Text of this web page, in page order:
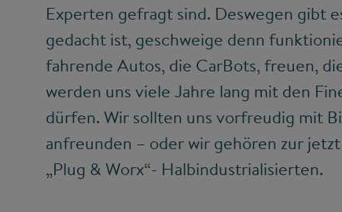
Experten gefragt sind. Deswegen gibt
gedacht ist, geschweige denn
fahrende Autos, die CarBots, freuen,
werden uns viele Jahre lang mit den
dürfen. Wir sollten uns vorfreudig mit
anfreunden – oder wir gehören zur
„Plug & Worx“- Halbindustrialisierten.